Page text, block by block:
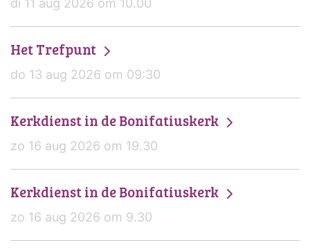
di 11 aug 2026 om 10.00
Het Trefpunt
do 13 aug 2026 om 09:30
Kerkdienst in de Bonifatiuskerk
zo 16 aug 2026 om 19.30
Kerkdienst in de Bonifatiuskerk
zo 16 aug 2026 om 9.30